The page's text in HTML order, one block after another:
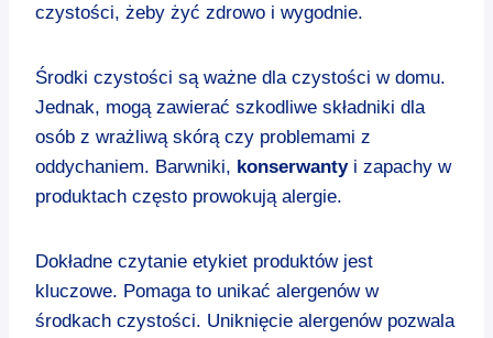
czystości, żeby żyć zdrowo i wygodnie.
Środki czystości są ważne dla czystości w domu.
Jednak, mogą zawierać szkodliwe składniki dla
osób z wrażliwą skórą czy problemami z
oddychaniem. Barwniki, konserwantyi zapachy w
produktach często prowokują alergie.
Dokładne czytanie etykiet produktów jest
kluczowe. Pomaga to unikać alergenów w
środkach czystości. Uniknięcie alergenów pozwala